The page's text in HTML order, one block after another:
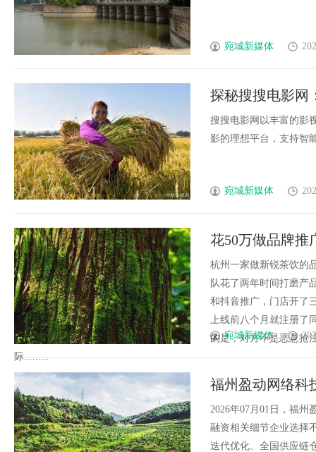
宛城新媒体
探秘搜搜电影网
搜搜电影网以丰富的影
影的理想平台，支持智
宛城新媒体
花50万做品牌推
律师给你的品牌
杭州一家做新锐茶饮的
队花了两年时间打磨产
和抖音推广，门店开了
上线前八个月就注册了
的是，对方不是恶意抢
际.........
宛城新媒体
福州盈动网络科
慧便民新零售全
2026年07月01日，福州
融资相关细节企业选择
迭代优化、全国供应链